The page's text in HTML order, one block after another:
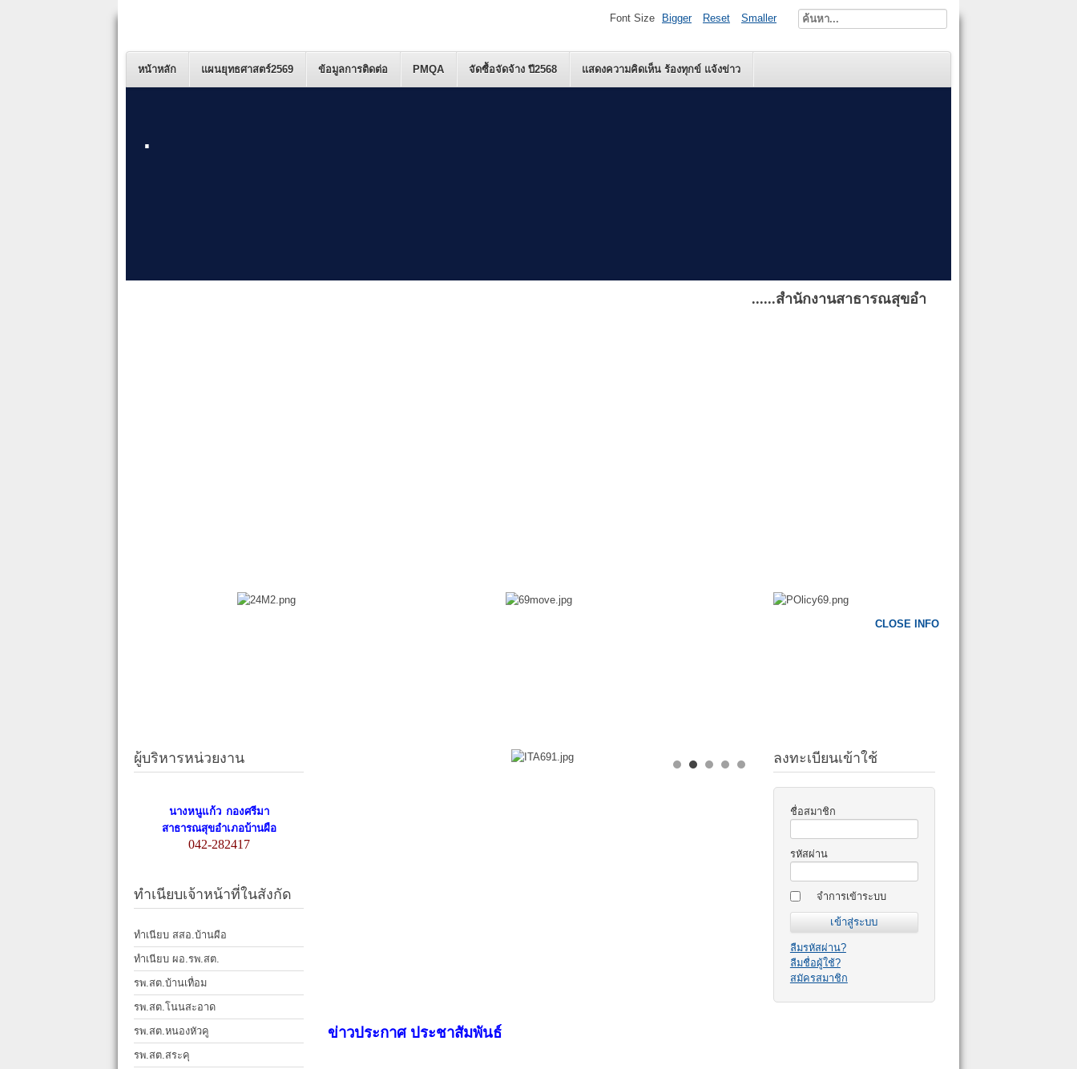
.
หน้าหลัก แผนยุทธศาสตร์2569 ข้อมูลการติดต่อ PMQA จัดซื้อจัดจ้าง ปี2568 แสดงความคิดเห็น ร้องทุกข์ แจ้งข่าว
......สำนักงานสาธารณสุขอำเภอบ้านผือ ยินดีต้อนรับผู้เ
Font Size Bigger Reset Smaller
ผู้บริหารหน่วยงาน
นางหนูแก้ว กองศรีมา
สาธารณสุขอำเภอบ้านผือ
042-282417
ทำเนียบเจ้าหน้าที่ในสังกัด
ทำเนียบ สสอ.บ้านผือ
ทำเนียบ ผอ.รพ.สต.
รพ.สต.บ้านเทื่อม
รพ.สต.โนนสะอาด
รพ.สต.หนองหัวคู
รพ.สต.สระคุ
ข่าวประกาศ ประชาสัมพันธ์
CLOSE INFO
ลงทะเบียนเข้าใช้
ชื่อสมาชิก
รหัสผ่าน
จำการเข้าระบบ
ลืมรหัสผ่าน?
ลืมชื่อผู้ใช้?
สมัครสมาชิก